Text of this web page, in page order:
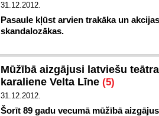
31.12.2012.
Pasaule kļūst arvien trakāka un
skandalozākas.
Mūžībā aizgājusi latviešu
karaliene Velta Līne (5)
31.12.2012.
Šorīt 89 gadu vecumā mūžībā